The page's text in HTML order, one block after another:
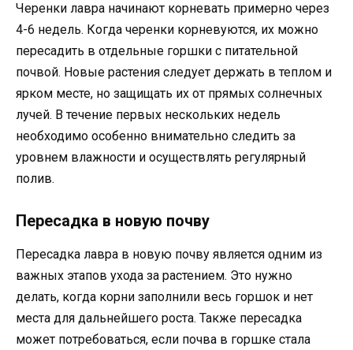
Черенки лавра начинают корневать примерно через
4-6 недель. Когда черенки корневуются, их можно
пересадить в отдельные горшки с питательной
почвой. Новые растения следует держать в теплом и
ярком месте, но защищать их от прямых солнечных
лучей. В течение первых нескольких недель
необходимо особенно внимательно следить за
уровнем влажности и осуществлять регулярный
полив.
Пересадка в новую почву
Пересадка лавра в новую почву является одним из
важных этапов ухода за растением. Это нужно
делать, когда корни заполнили весь горшок и нет
места для дальнейшего роста. Также пересадка
может потребоваться, если почва в горшке стала